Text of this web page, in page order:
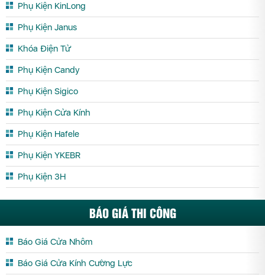
Phụ Kiện KinLong
Phụ Kiện Janus
Khóa Điện Tử
Phụ Kiện Candy
Phụ Kiện Sigico
Phụ Kiện Cửa Kính
Phụ Kiện Hafele
Phụ Kiện YKEBR
Phụ Kiện 3H
BÁO GIÁ THI CÔNG
Báo Giá Cửa Nhôm
Báo Giá Cửa Kính Cường Lực